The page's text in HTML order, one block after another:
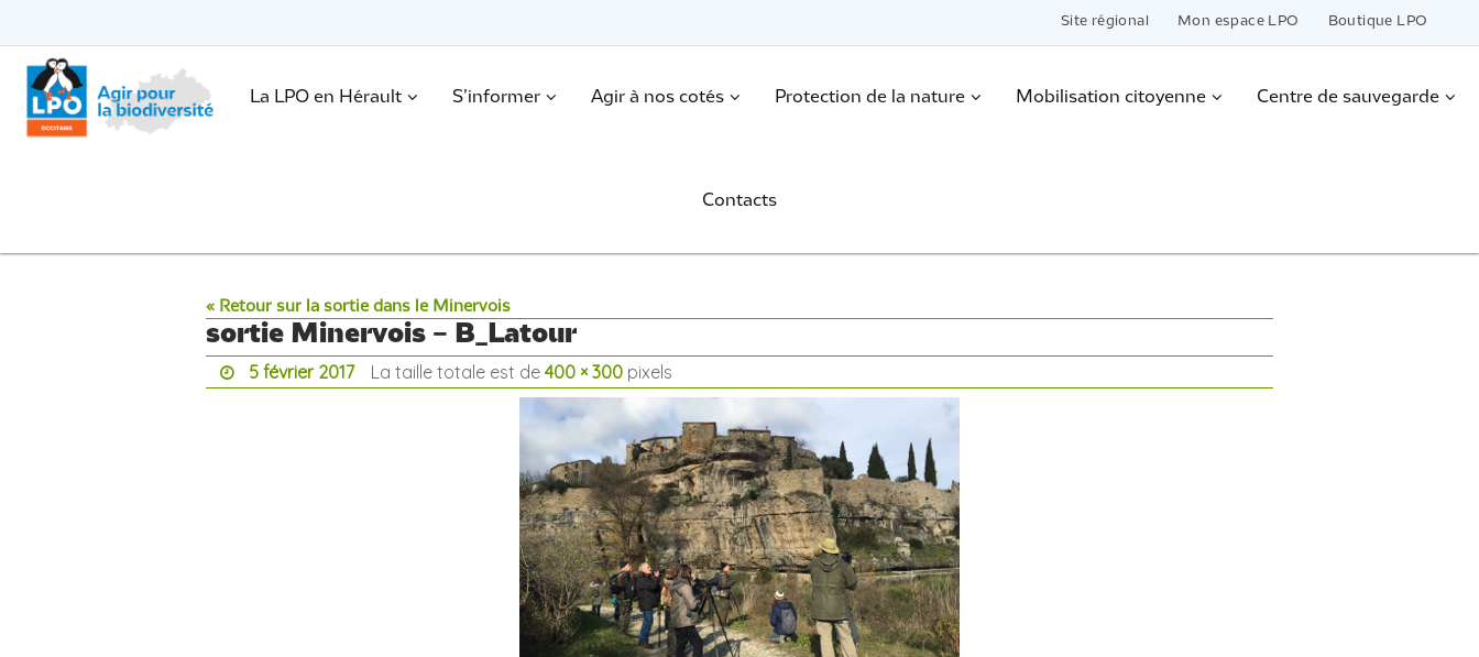
le
contenu
Site régional Mon espace LPO Boutique LPO
Passer
contenu
. La LPO en Hérault S’informer Agir à nos cotés Protection de la nature Mobilisation citoyenne Centre de sauvegarde
Contacts
« Retour sur la sortie dans le Minervois
sortie Minervois – B_Latour
5 février 2017 La taille totale est de 400 × 300pixels